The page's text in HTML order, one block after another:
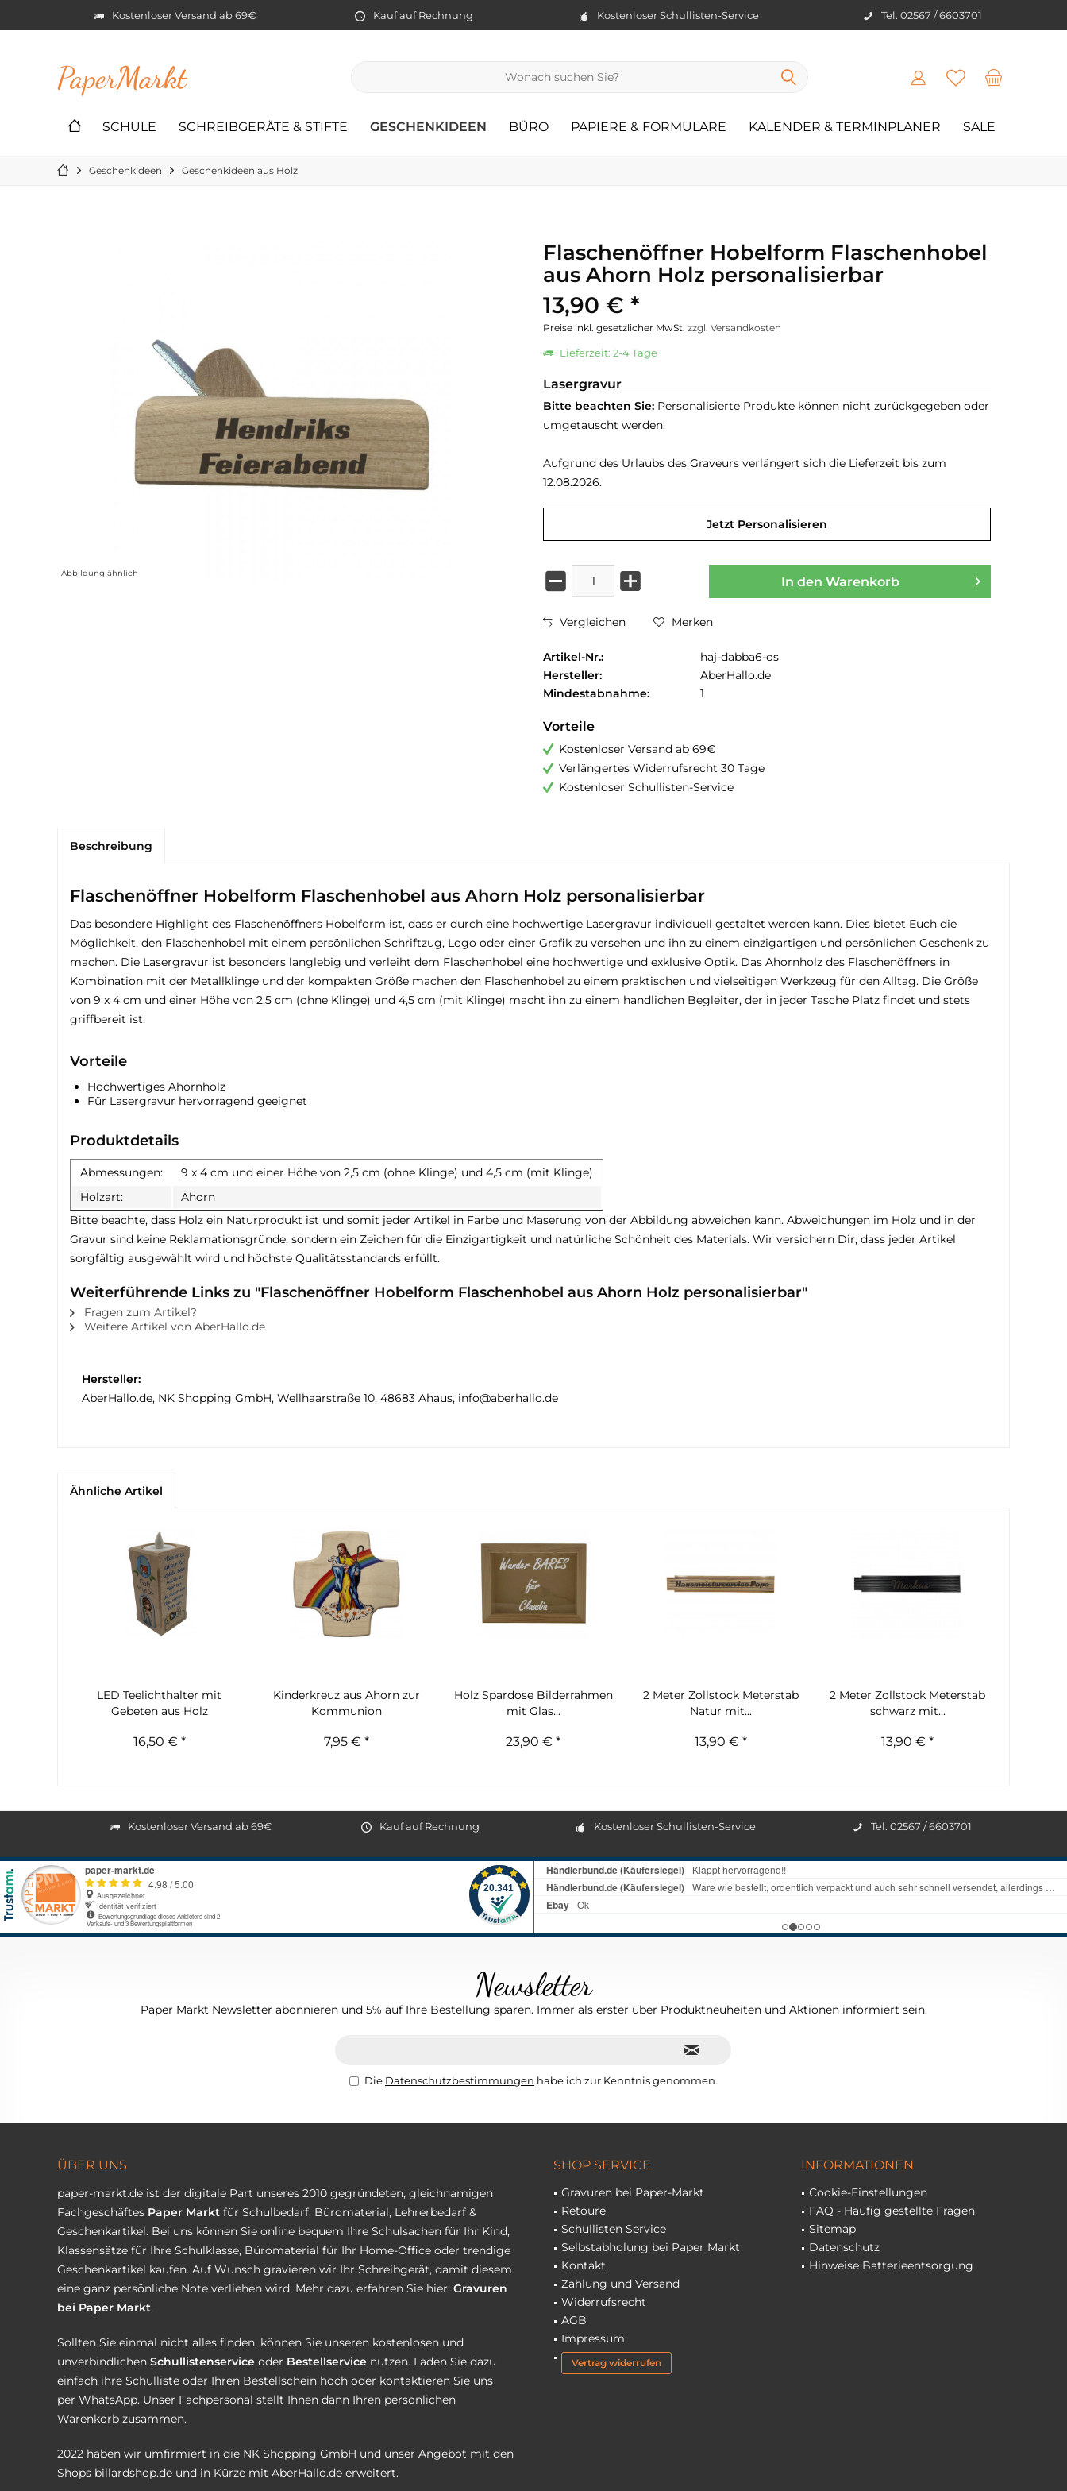
Kostenloser Versand ab 69€ Kauf auf Rechnung Kostenloser Schullisten-Service Tel. 02567 / 6603701
PaperMarkt
SCHULE SCHREIBGERÄTE & STIFTE GESCHENKIDEEN BÜRO PAPIERE & FORMULARE KALENDER & TERMINPLANER SALE
Geschenkideen Geschenkideen aus Holz
Abbildung ähnlich
Flaschenöffner Hobelform Flaschenhobel
aus Ahorn Holz personalisierbar
13,90 € *
Preise inkl. gesetzlicher MwSt. zzgl. Versandkosten
Lieferzeit: 2-4 Tage
Lasergravur
Bitte beachten Sie: Personalisierte Produkte können nicht zurückgegeben oder
umgetauscht werden.
Aufgrund des Urlaubs des Graveurs verlängert sich die Lieferzeit bis zum
12.08.2026.
Jetzt Personalisieren
In den Warenkorb
Vergleichen Merken
Artikel-Nr.:
haj-dabba6-os
Hersteller:
AberHallo.de
Mindestabnahme:
1
Vorteile
Kostenloser Versand ab 69€
Verlängertes Widerrufsrecht 30 Tage
Kostenloser Schullisten-Service
Beschreibung
Flaschenöffner Hobelform Flaschenhobel aus Ahorn Holz personalisierbar
Das besondere Highlight des Flaschenöffners Hobelform ist, dass er durch eine hochwertige Lasergravur individuell gestaltet werden kann. Dies bietet Euch die
Möglichkeit, den Flaschenhobel mit einem persönlichen Schriftzug, Logo oder einer Grafik zu versehen und ihn zu einem einzigartigen und persönlichen Geschenk zu
machen. Die Lasergravur ist besonders langlebig und verleiht dem Flaschenhobel eine hochwertige und exklusive Optik. Das Ahornholz des Flaschenöffners in
Kombination mit der Metallklinge und der kompakten Größe machen den Flaschenhobel zu einem praktischen und vielseitigen Werkzeug für den Alltag. Die Größe
von 9 x 4 cm und einer Höhe von 2,5 cm (ohne Klinge) und 4,5 cm (mit Klinge) macht ihn zu einem handlichen Begleiter, der in jeder Tasche Platz findet und stets
griffbereit ist.
Vorteile
Hochwertiges Ahornholz
Für Lasergravur hervorragend geeignet
Produktdetails
Abmessungen:
9 x 4 cm und einer Höhe von 2,5 cm (ohne Klinge) und 4,5 cm (mit Klinge)
Holzart:
Ahorn
Bitte beachte, dass Holz ein Naturprodukt ist und somit jeder Artikel in Farbe und Maserung von der Abbildung abweichen kann. Abweichungen im Holz und in der
Gravur sind keine Reklamationsgründe, sondern ein Zeichen für die Einzigartigkeit und natürliche Schönheit des Materials. Wir versichern Dir, dass jeder Artikel
sorgfältig ausgewählt wird und höchste Qualitätsstandards erfüllt.
Weiterführende Links zu "Flaschenöffner Hobelform Flaschenhobel aus Ahorn Holz personalisierbar"
Fragen zum Artikel?
Weitere Artikel von AberHallo.de
Hersteller:
AberHallo.de, NK Shopping GmbH, Wellhaarstraße 10, 48683 Ahaus, info@aberhallo.de
Ähnliche Artikel
LED Teelichthalter mit
Gebeten aus Holz
16,50 € *
Kinderkreuz aus Ahorn zur
Kommunion
7,95 € *
Holz Spardose Bilderrahmen
mit Glas...
23,90 € *
2 Meter Zollstock Meterstab
Natur mit...
13,90 € *
2 Meter Zollstock Meterstab
schwarz mit...
13,90 € *
Kostenloser Versand ab 69€ Kauf auf Rechnung Kostenloser Schullisten-Service Tel. 02567 / 6603701
Newsletter
Paper Markt Newsletter abonnieren und 5% auf Ihre Bestellung sparen. Immer als erster über Produktneuheiten und Aktionen informiert sein.
Die Datenschutzbestimmungen habe ich zur Kenntnis genommen.
ÜBER UNS
paper-markt.de ist der digitale Part unseres 2010 gegründeten, gleichnamigen
Fachgeschäftes Paper Markt für Schulbedarf, Büromaterial, Lehrerbedarf &
Geschenkartikel. Bei uns können Sie online bequem Ihre Schulsachen für Ihr Kind,
Klassensätze für Ihre Schulklasse, Büromaterial für Ihr Home-Office oder trendige
Geschenkartikel kaufen. Auf Wunsch gravieren wir Ihr Schreibgerät, damit diesem
eine ganz persönliche Note verliehen wird. Mehr dazu erfahren Sie hier: Gravuren
bei Paper Markt.
Sollten Sie einmal nicht alles finden, können Sie unseren kostenlosen und
unverbindlichen Schullistenservice oder Bestellservice nutzen. Laden Sie dazu
einfach ihre Schulliste oder Ihren Bestellschein hoch oder kontaktieren Sie uns
per WhatsApp. Unser Fachpersonal stellt Ihnen dann Ihren persönlichen
Warenkorb zusammen.
2022 haben wir umfirmiert in die NK Shopping GmbH und unser Angebot mit den
Shops billardshop.de und in Kürze mit AberHallo.de erweitert.
SHOP SERVICE
Gravuren bei Paper-Markt
Retoure
Schullisten Service
Selbstabholung bei Paper Markt
Kontakt
Zahlung und Versand
Widerrufsrecht
AGB
Impressum
Vertrag widerrufen
INFORMATIONEN
Cookie-Einstellungen
FAQ - Häufig gestellte Fragen
Sitemap
Datenschutz
Hinweise Batterieentsorgung